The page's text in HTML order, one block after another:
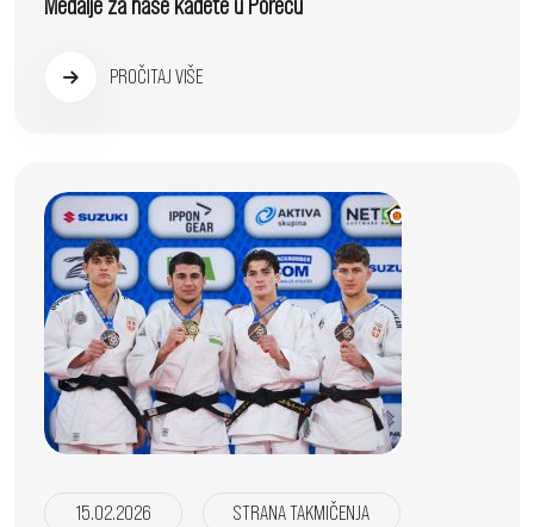
Medalje za naše kadete u Poreču
PROČITAJ VIŠE
15.02.2026 STRANA TAKMIČENJA